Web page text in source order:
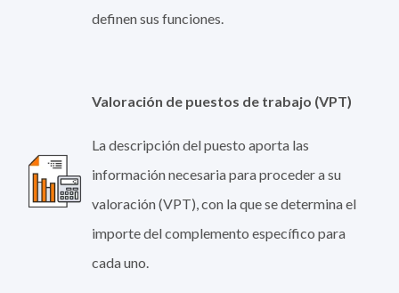
definen sus funciones.
Valoración de puestos de trabajo (VPT)
La descripción del puesto aporta las
información necesaria para proceder a su
valoración (VPT), con la que se determina el
importe del complemento específico para
cada uno.